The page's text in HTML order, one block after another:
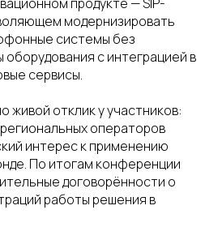
модернизировать
системы без
с интеграцией в
сервисы.
живой отклик у участников:
операторов
интерес к применению
По итогам конференции
договорённости о
работы решения в